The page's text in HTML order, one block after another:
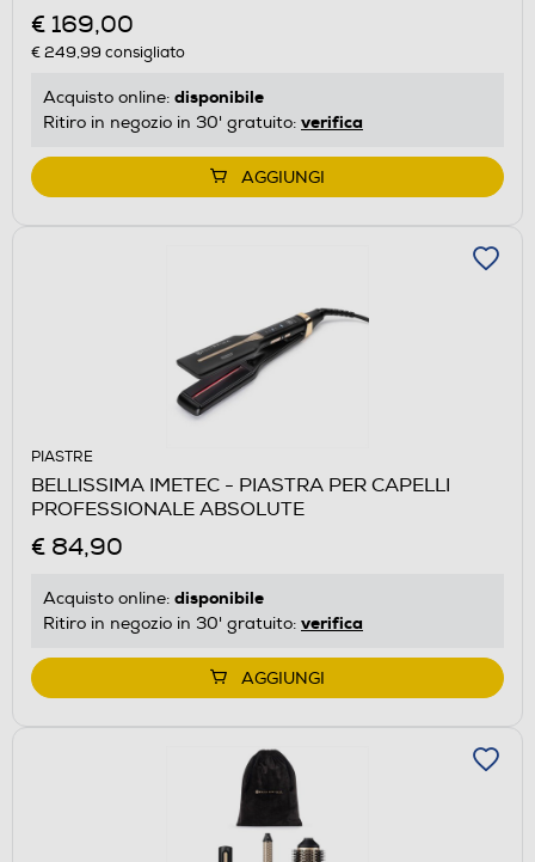
€ 169,00
€ 249,99 consigliato
Acquisto online: disponibile
Ritiro in negozio in 30' gratuito: verifica
AGGIUNGI
PIASTRE
BELLISSIMA IMETEC - PIASTRA PER CAPELLI
PROFESSIONALE ABSOLUTE
€ 84,90
Acquisto online: disponibile
Ritiro in negozio in 30' gratuito: verifica
AGGIUNGI